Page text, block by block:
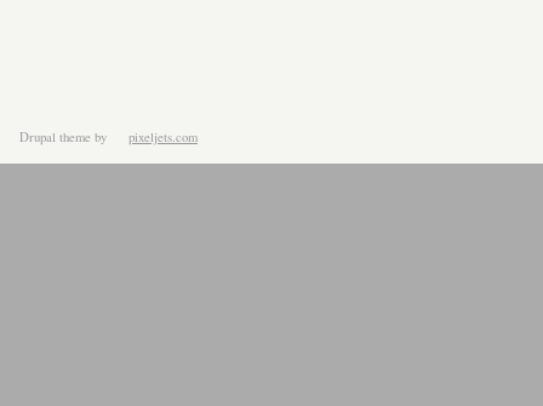
Drupal theme by pixeljets.com